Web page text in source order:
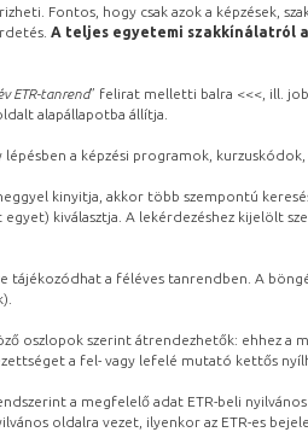
Fontos, hogy csak azok a képzések,
A teljes egyetemi szakkínálatról a
ETR-tanrend” felirat melletti balra <<<, ill.
alapállapotba állítja.
a képzési programok,
kinyitja, akkor több szempontú
kiválasztja. A lekérdezéshez kijelölt
tájékozódhat a féléves tanrendben. A
oszlopok szerint átrendezhetők: ehhez a
a fel- vagy lefelé mutató kettős
a megfelelő adat ETR-beli
oldalra vezet, ilyenkor az ETR-es